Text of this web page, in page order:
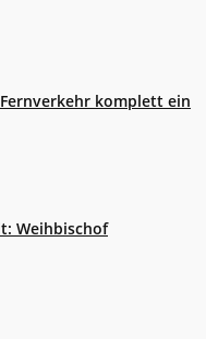
komplett ein
Weihbischof